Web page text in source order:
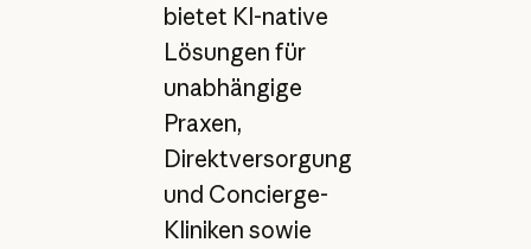
bietet KI-native
Lösungen für
unabhängige
Praxen,
Direktversorgung
und Concierge-
Kliniken sowie